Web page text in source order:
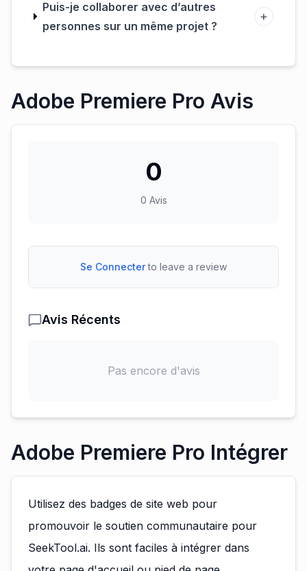
Puis-je collaborer avec d’autres
personnes sur un même projet ?
+
Adobe Premiere Pro Avis
0
0 Avis
Se Connecter to leave a review
Avis Récents
Pas encore d'avis
Adobe Premiere Pro Intégrer
Utilisez des badges de site web pour
promouvoir le soutien communautaire pour
SeekTool.ai. Ils sont faciles à intégrer dans